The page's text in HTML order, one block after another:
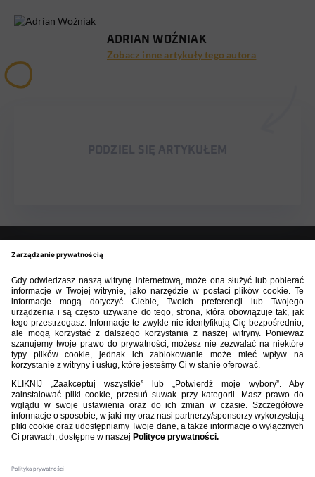
ADRIAN WOŹNIAK
Zobacz inne artykuły tego autora
PODZIEL SIĘ ARTYKUŁEM
BIBLIOTEKA PZPN
ROZGRYWKI
PZPN